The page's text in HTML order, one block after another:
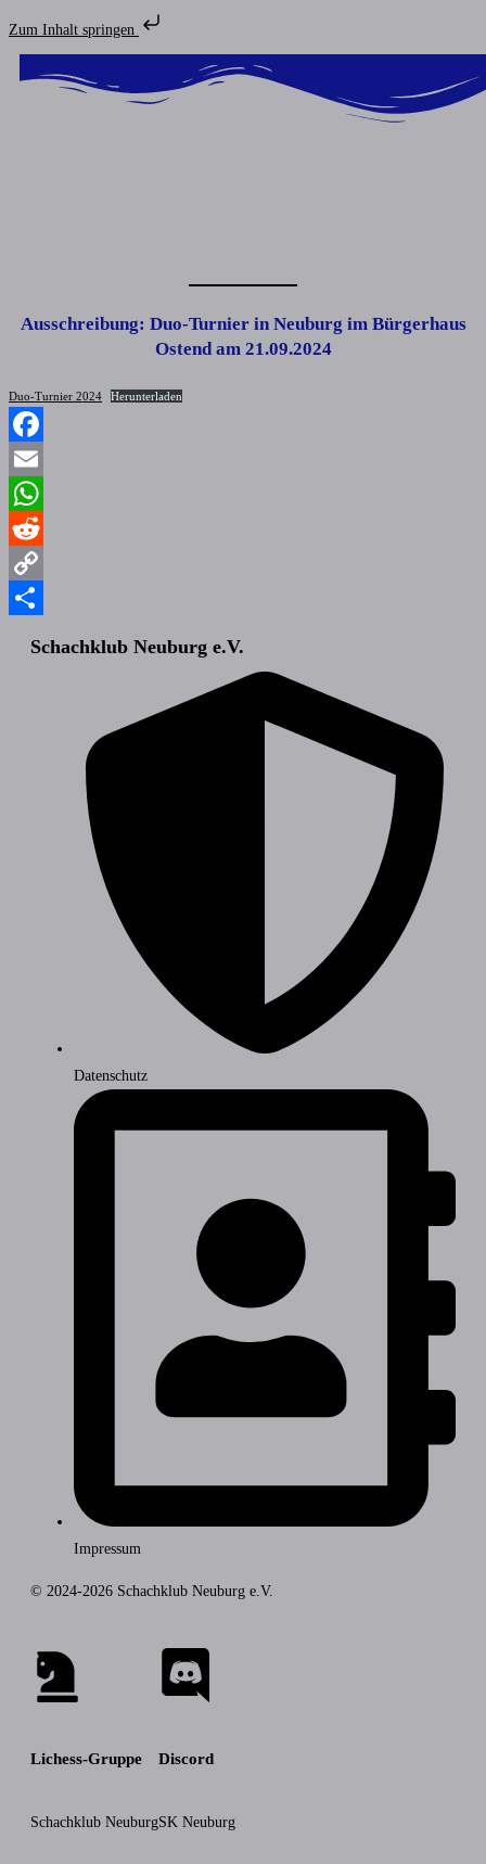
Zum Inhalt springen
Ausschreibung: Duo-Turnier in Neuburg im Bürgerhaus
Ostend am 21.09.2024
Duo-Turnier 2024 Herunterladen
Facebook
Email
WhatsApp
Reddit
Copy
Schachklub Neuburg e.V.
Datenschutz
Impressum
© 2024-2026 Schachklub Neuburg e.V.
Lichess-Gruppe
Schachklub Neuburg
Discord
SK Neuburg